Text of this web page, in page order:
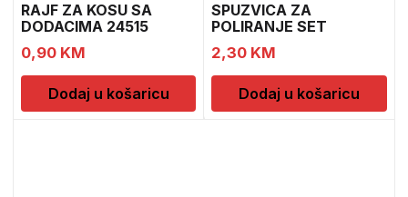
RAJF ZA KOSU SA
DODACIMA 24515
CH52451
0,90 KM
Dodaj u košaricu
SPUZVICA ZA
POLIRANJE SET
2,30 KM
Dodaj u košaricu